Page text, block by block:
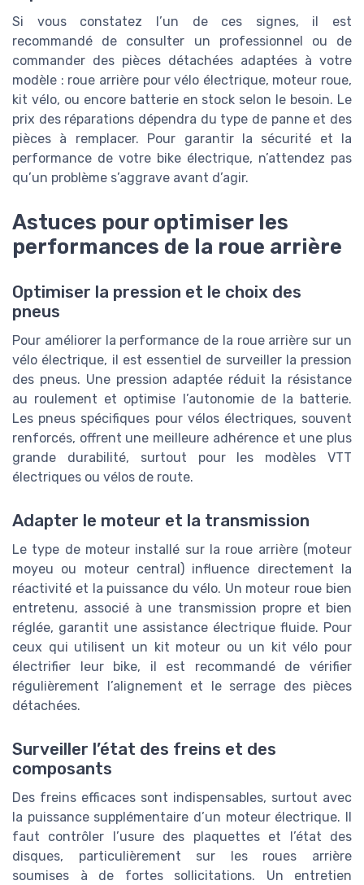
Si vous constatez l’un de ces signes, il est
recommandé de consulter un professionnel ou de
commander des pièces détachées adaptées à votre
modèle : roue arrière pour vélo électrique, moteur roue,
kit vélo, ou encore batterie en stock selon le besoin. Le
prix des réparations dépendra du type de panne et des
pièces à remplacer. Pour garantir la sécurité et la
performance de votre bike électrique, n’attendez pas
qu’un problème s’aggrave avant d’agir.
Astuces pour optimiser les
performances de la roue arrière
Optimiser la pression et le choix des
pneus
Pour améliorer la performance de la roue arrière sur un
vélo électrique, il est essentiel de surveiller la pression
des pneus. Une pression adaptée réduit la résistance
au roulement et optimise l’autonomie de la batterie.
Les pneus spécifiques pour vélos électriques, souvent
renforcés, offrent une meilleure adhérence et une plus
grande durabilité, surtout pour les modèles VTT
électriques ou vélos de route.
Adapter le moteur et la transmission
Le type de moteur installé sur la roue arrière (moteur
moyeu ou moteur central) influence directement la
réactivité et la puissance du vélo. Un moteur roue bien
entretenu, associé à une transmission propre et bien
réglée, garantit une assistance électrique fluide. Pour
ceux qui utilisent un kit moteur ou un kit vélo pour
électrifier leur bike, il est recommandé de vérifier
régulièrement l’alignement et le serrage des pièces
détachées.
Surveiller l’état des freins et des
composants
Des freins efficaces sont indispensables, surtout avec
la puissance supplémentaire d’un moteur électrique. Il
faut contrôler l’usure des plaquettes et l’état des
disques, particulièrement sur les roues arrière
soumises à de fortes sollicitations. Un entretien